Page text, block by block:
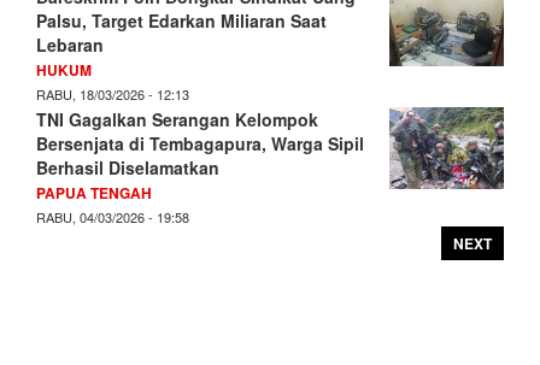
Palsu, Target Edarkan Miliaran Saat
Lebaran
HUKUM
RABU, 18/03/2026 - 12:13
TNI Gagalkan Serangan Kelompok
Bersenjata di Tembagapura, Warga Sipil
Berhasil Diselamatkan
PAPUA TENGAH
RABU, 04/03/2026 - 19:58
NEXT